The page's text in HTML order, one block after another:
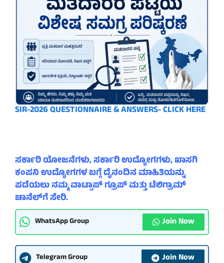
SIR-2026 QUESTIONNAIRE & ANSWERS- CLICK HERE
ಸರ್ಕಾರಿ ಯೋಜನೆಗಳು, ಸರ್ಕಾರಿ ಉದ್ಯೋಗಗಳು, ಖಾಸಗಿ
ಕಂಪನಿ ಉದ್ಯೋಗಗಳ ಬಗ್ಗೆ ದೈನಂದಿನ ಮಾಹಿತಿಯನ್ನು
ಪಡೆಯಲು ನಮ್ಮ ವಾಟ್ಸಾಪ್ ಗ್ರೂಪ್ ಮತ್ತು ಟೆಲಿಗ್ರಾಮ್
ಚಾನೆಲ್‌ಗೆ ಸೇರಿ.
WhatsApp Group Join Now
Telegram Group Join Now